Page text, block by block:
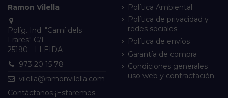
Ramon Vilella
Políg. Ind. "Camí dels
Frares" C/F
25190 - LLEIDA
973 20 15 78
vilella@ramonvilella.com
Contáctanos ¡Estaremos
Política Ambiental
Política de privacidad y
redes sociales
Política de envíos
Garantía de compra
Condiciones generales
uso web y contractación